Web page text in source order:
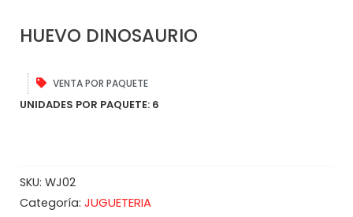
HUEVO DINOSAURIO
VENTA POR PAQUETE
UNIDADES POR PAQUETE: 6
SKU: WJ02
Categoría: JUGUETERIA